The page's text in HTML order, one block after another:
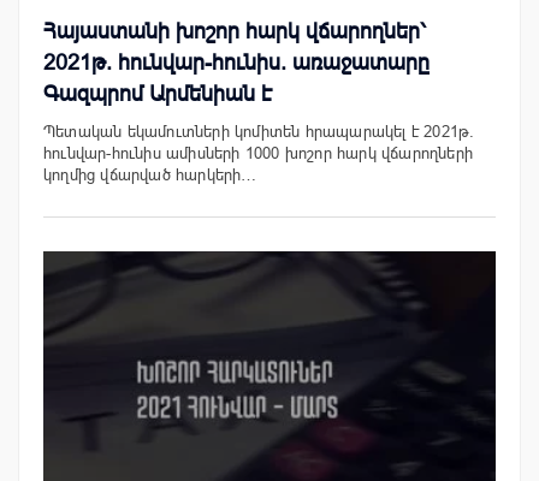
Հայաստանի խոշոր հարկ վճարողներ՝
2021թ. հունվար-հունիս. առաջատարը
Գազպրոմ Արմենիան է
Պետական եկամուտների կոմիտեն հրապարակել է 2021թ.
հունվար-հունիս ամիսների 1000 խոշոր հարկ վճարողների
կողմից վճարված հարկերի…